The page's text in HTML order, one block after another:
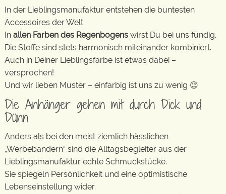
In der Lieblingsmanufaktur entstehen die buntesten
Accessoires der Welt.
In allen Farben des Regenbogens wirst Du bei uns fündig.
Die Stoffe sind stets harmonisch miteinander kombiniert.
Auch in Deiner Lieblingsfarbe ist etwas dabei –
versprochen!
Und wir lieben Muster – einfarbig ist uns zu wenig 😉
Die Anhänger gehen mit durch Dick und
Dünn
Anders als bei den meist ziemlich hässlichen
„Werbebändern“ sind die Alltagsbegleiter aus der
Lieblingsmanufaktur echte Schmuckstücke.
Sie spiegeln Persönlichkeit und eine optimistische
Lebenseinstellung wider.